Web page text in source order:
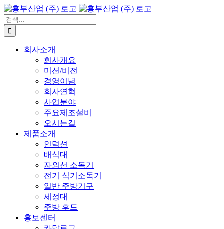
콘
텐
츠
로
검
색:
회사소개
회사개요
미션/비전
경영이념
회사연혁
사업분야
주요제조설비
오시는길
제품소개
인덕션
배식대
자외선 소독기
전기 식기소독기
일반 주방기구
세정대
주방 후드
홍보센터